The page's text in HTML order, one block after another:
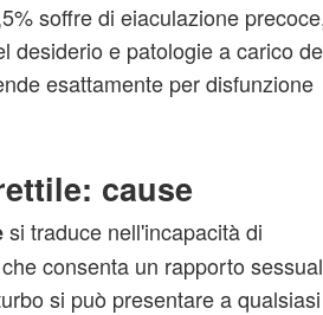
soffre di eiaculazione
desiderio e patologie a carico
esattamente per disfunzione
cause
si traduce nell'incapacità di
consenta un rapporto
si può presentare a qualsiasi